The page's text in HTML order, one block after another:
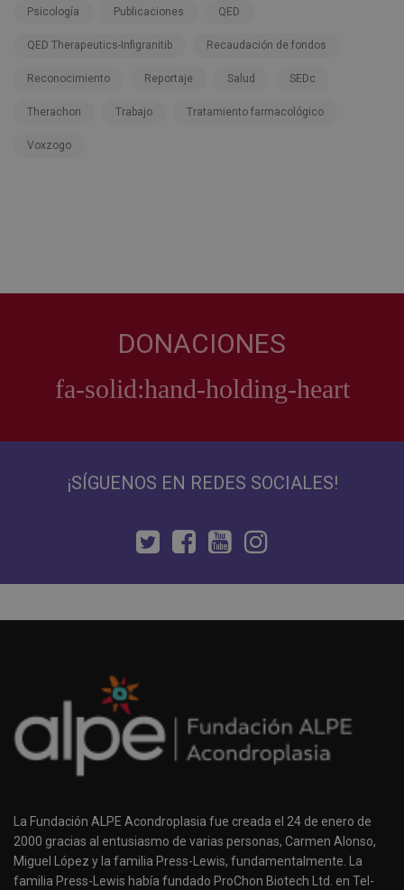
Psicología Publicaciones QED
QED Therapeutics-Infigranitib Recaudación de fondos
Reconocimiento Reportaje Salud SEDc
Therachon Trabajo Tratamiento farmacológico
Voxzogo
DONACIONES
¡SÍGUENOS EN REDES SOCIALES!
La Fundación ALPE Acondroplasia fue creada el 24 de enero de
2000 gracias al entusiasmo de varias personas, Carmen Alonso,
Miguel López y la familia Press-Lewis, fundamentalmente. La
familia Press-Lewis había fundado ProChon Biotech Ltd. en Tel-